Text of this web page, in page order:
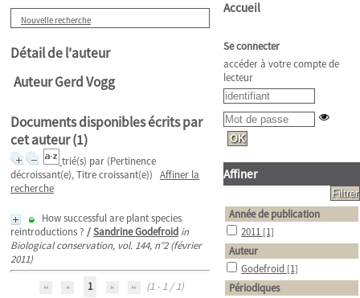
Nouvelle recherche
Détail de l'auteur
Auteur Gerd Vogg
Documents disponibles écrits par
cet auteur (1)
trié(s) par (Pertinence
décroissant(e), Titre croissant(e)) Affiner la
recherche
How successful are plant species
reintroductions ? /Sandrine Godefroid in
Biological conservation, vol. 144, n°2 (février
2011)
1
(1 - 1 / 1)
Accueil
Se connecter
accéder à votre compte de
lecteur
Affiner
Année de publication
2011 [1]
Auteur
Godefroid [1]
Périodiques